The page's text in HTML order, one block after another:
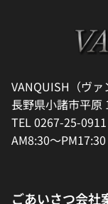
VANQUISH（ヴ
長野県小諸市平原
TEL 0267-25-0911
AM8:30～PM17:30
ごあいさつ会社